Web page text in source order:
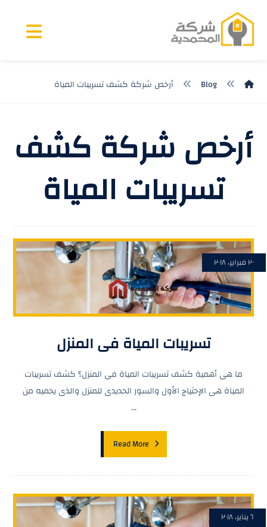
Blog أرخص شركة كشف تسريبات المياة
أرخص شركة كشف
تسريبات المياة
تسريبات المياة فى المنزل
٢٠ فبراير، ٢٠١٨
ما هى أهمية كشف تسريبات المياة فى المنزل؟ كشف تسريبات
المياة هى الإحتياج الأول والسور الحديدى للمنزل والذى يحميه من
...
Read More
٦ يناير، ٢٠١٨